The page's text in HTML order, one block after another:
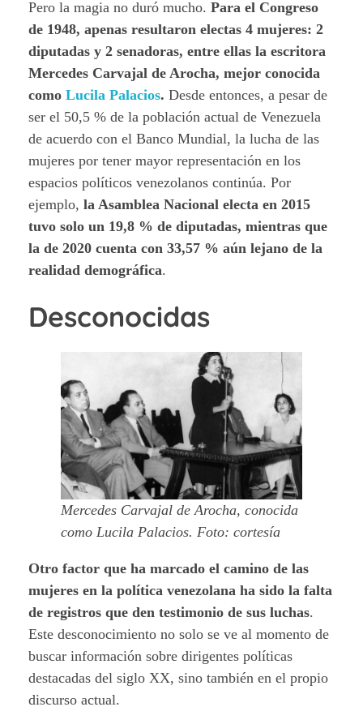
Pero la magia no duró mucho. Para el Congreso
de 1948, apenas resultaron electas 4 mujeres: 2
diputadas y 2 senadoras, entre ellas la escritora
Mercedes Carvajal de Arocha, mejor conocida
como Lucila Palacios. Desde entonces, a pesar de
ser el 50,5 % de la población actual de Venezuela
de acuerdo con el Banco Mundial, la lucha de las
mujeres por tener mayor representación en los
espacios políticos venezolanos continúa. Por
ejemplo, la Asamblea Nacional electa en 2015
tuvo solo un 19,8 % de diputadas, mientras que
la de 2020 cuenta con 33,57 % aún lejano de la
realidad demográfica.
Desconocidas
Mercedes Carvajal de Arocha, conocida
como Lucila Palacios. Foto: cortesía
Otro factor que ha marcado el camino de las
mujeres en la política venezolana ha sido la falta
de registros que den testimonio de sus luchas.
Este desconocimiento no solo se ve al momento de
buscar información sobre dirigentes políticas
destacadas del siglo XX, sino también en el propio
discurso actual.